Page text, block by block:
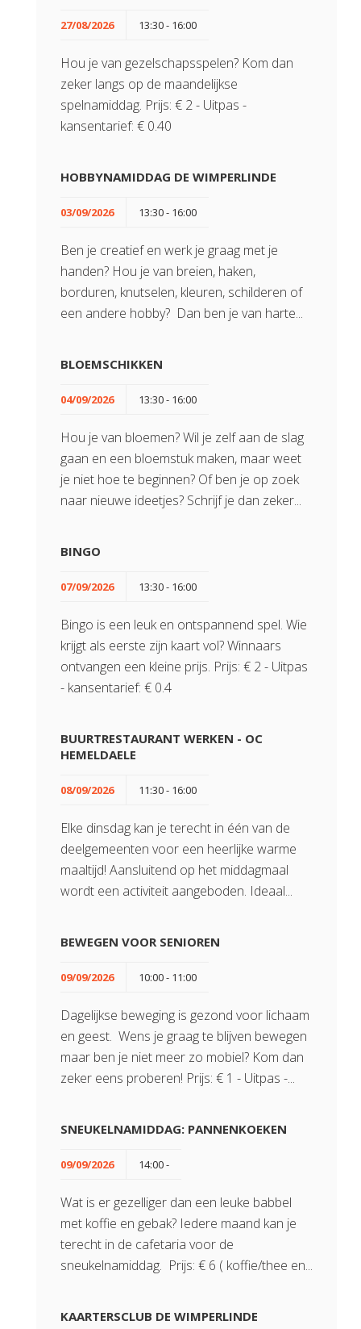
27/08/2026 13:30 - 16:00
Hou je van gezelschapsspelen? Kom dan
zeker langs op de maandelijkse
spelnamiddag. Prijs: € 2 - Uitpas -
kansentarief: € 0.40
HOBBYNAMIDDAG DE WIMPERLINDE
03/09/2026 13:30 - 16:00
Ben je creatief en werk je graag met je
handen? Hou je van breien, haken,
borduren, knutselen, kleuren, schilderen of
een andere hobby? Dan ben je van harte...
BLOEMSCHIKKEN
04/09/2026 13:30 - 16:00
Hou je van bloemen? Wil je zelf aan de slag
gaan en een bloemstuk maken, maar weet
je niet hoe te beginnen? Of ben je op zoek
naar nieuwe ideetjes? Schrijf je dan zeker...
BINGO
07/09/2026 13:30 - 16:00
Bingo is een leuk en ontspannend spel. Wie
krijgt als eerste zijn kaart vol? Winnaars
ontvangen een kleine prijs. Prijs: € 2 - Uitpas
- kansentarief: € 0.4
BUURTRESTAURANT WERKEN - OC
HEMELDAELE
08/09/2026 11:30 - 16:00
Elke dinsdag kan je terecht in één van de
deelgemeenten voor een heerlijke warme
maaltijd! Aansluitend op het middagmaal
wordt een activiteit aangeboden. Ideaal...
BEWEGEN VOOR SENIOREN
09/09/2026 10:00 - 11:00
Dagelijkse beweging is gezond voor lichaam
en geest. Wens je graag te blijven bewegen
maar ben je niet meer zo mobiel? Kom dan
zeker eens proberen! Prijs: € 1 - Uitpas -...
SNEUKELNAMIDDAG: PANNENKOEKEN
09/09/2026 14:00 -
Wat is er gezelliger dan een leuke babbel
met koffie en gebak? Iedere maand kan je
terecht in de cafetaria voor de
sneukelnamiddag. Prijs: € 6 ( koffie/thee en...
KAARTERSCLUB DE WIMPERLINDE